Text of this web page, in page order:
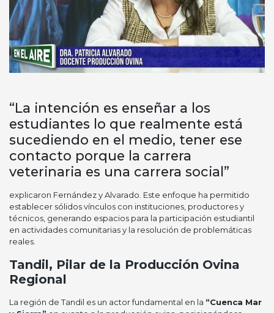
“La intención es enseñar a los
estudiantes lo que realmente está
sucediendo en el medio, tener ese
contacto porque la carrera
veterinaria es una carrera social”
explicaron Fernández y Alvarado. Este enfoque ha permitido
establecer sólidos vínculos con instituciones, productores y
técnicos, generando espacios para la participación estudiantil
en actividades comunitarias y la resolución de problemáticas
reales.
Tandil, Pilar de la Producción Ovina
Regional
La región de Tandil es un actor fundamental en la “Cuenca Mar